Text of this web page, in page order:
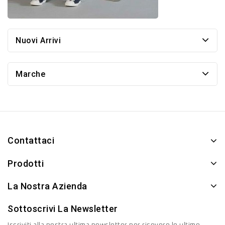
Nuovi Arrivi
Marche
Contattaci
Prodotti
La Nostra Azienda
Sottoscrivi La Newsletter